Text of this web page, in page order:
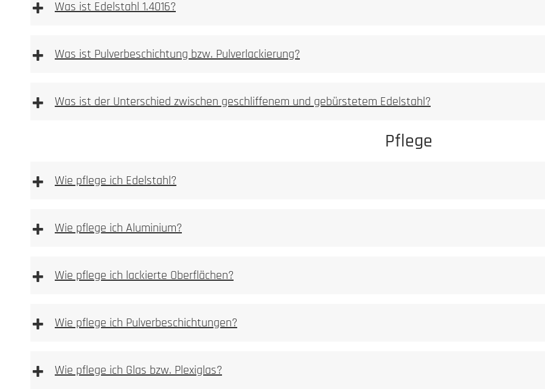
Unser Anspruch an ein Manufakturprodukt ist, dass dieses ein Leben lang hält.
+ Was ist Edelstahl 1.4016?
stark magnetisch.
+ Was ist Pulverbeschichtung bzw. Pulverlackierung?
+ Was ist der Unterschied zwischen geschliffenem und gebürstetem Edelstahl?
Pflege
+ Wie pflege ich Edelstahl?
Durch Flugrost verursachte Korrosionserscheinungen sind von der Gewährleistung
+ Wie pflege ich Aluminium?
+ Wie pflege ich lackierte Oberflächen?
essighaltigen Reinigungsmittel verwenden
+ Wie pflege ich Pulverbeschichtungen?
+ Wie pflege ich Glas bzw. Plexiglas?